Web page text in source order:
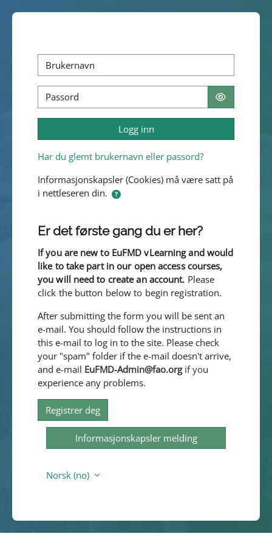
Brukernavn
Passord
Logg inn
Har du glemt brukernavn eller passord?
Informasjonskapsler (Cookies) må være satt på
i nettleseren din.
Er det første gang du er her?
If you are new to EuFMD vLearning and would
like to take part in our open access courses,
you will need to create an account. Please
click the button below to begin registration.
After submitting the form you will be sent an
e-mail. You should follow the instructions in
this e-mail to log in to the site. Please check
your "spam" folder if the e-mail doesn't arrive,
and e-mail EuFMD-Admin@fao.orgif you
experience any problems.
Registrer deg
Informasjonskapsler melding
Norsk ‎(no)‎